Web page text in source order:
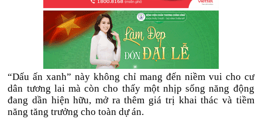
“Dấu ấn xanh” này không chỉ mang đến niềm vui cho cư
dân tương lai mà còn cho thấy một nhịp sống năng động
đang dần hiện hữu, mở ra thêm giá trị khai thác và tiềm
năng tăng trưởng cho toàn dự án.